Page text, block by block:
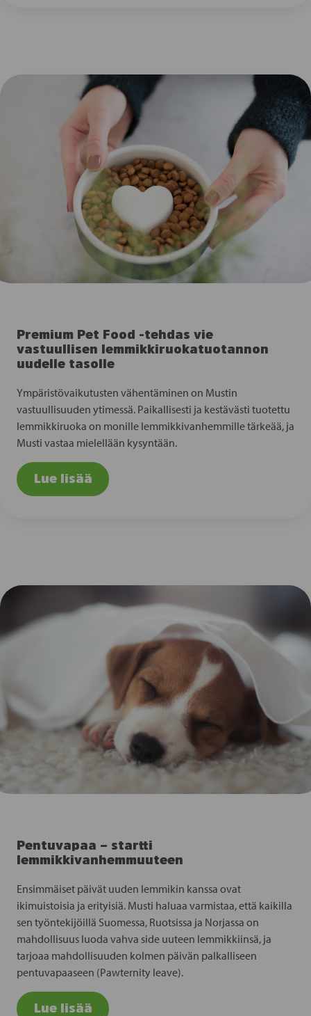
Premium Pet Food -tehdas vie
vastuullisen lemmikkiruokatuotannon
uudelle tasolle
Ympäristövaikutusten vähentäminen on Mustin
vastuullisuuden ytimessä. Paikallisesti ja kestävästi tuotettu
lemmikkiruoka on monille lemmikkivanhemmille tärkeää, ja
Musti vastaa mielellään kysyntään.
Lue lisää
Pentuvapaa – startti
lemmikkivanhemmuuteen
Ensimmäiset päivät uuden lemmikin kanssa ovat
ikimuistoisia ja erityisiä. Musti haluaa varmistaa, että kaikilla
sen työntekijöillä Suomessa, Ruotsissa ja Norjassa on
mahdollisuus luoda vahva side uuteen lemmikkiinsä, ja
tarjoaa mahdollisuuden kolmen päivän palkalliseen
pentuvapaaseen (Pawternity leave).
Lue lisää